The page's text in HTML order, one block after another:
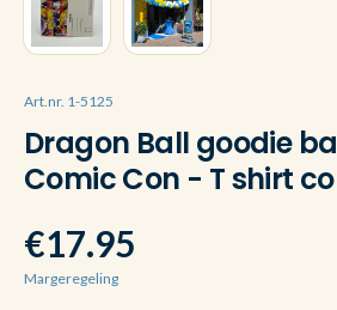
Art.nr. 1-5125
Dragon Ball goodie
Comic Con - T shirt
€17.95
Margeregeling